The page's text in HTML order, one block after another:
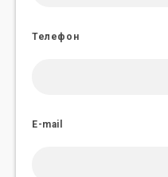
Телефон
E-mail